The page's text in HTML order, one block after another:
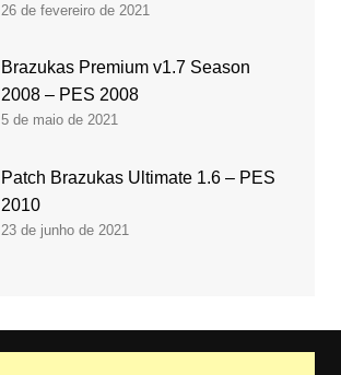
26 de fevereiro de 2021
Brazukas Premium v1.7 Season
2008 – PES 2008
5 de maio de 2021
Patch Brazukas Ultimate 1.6 – PES
2010
23 de junho de 2021